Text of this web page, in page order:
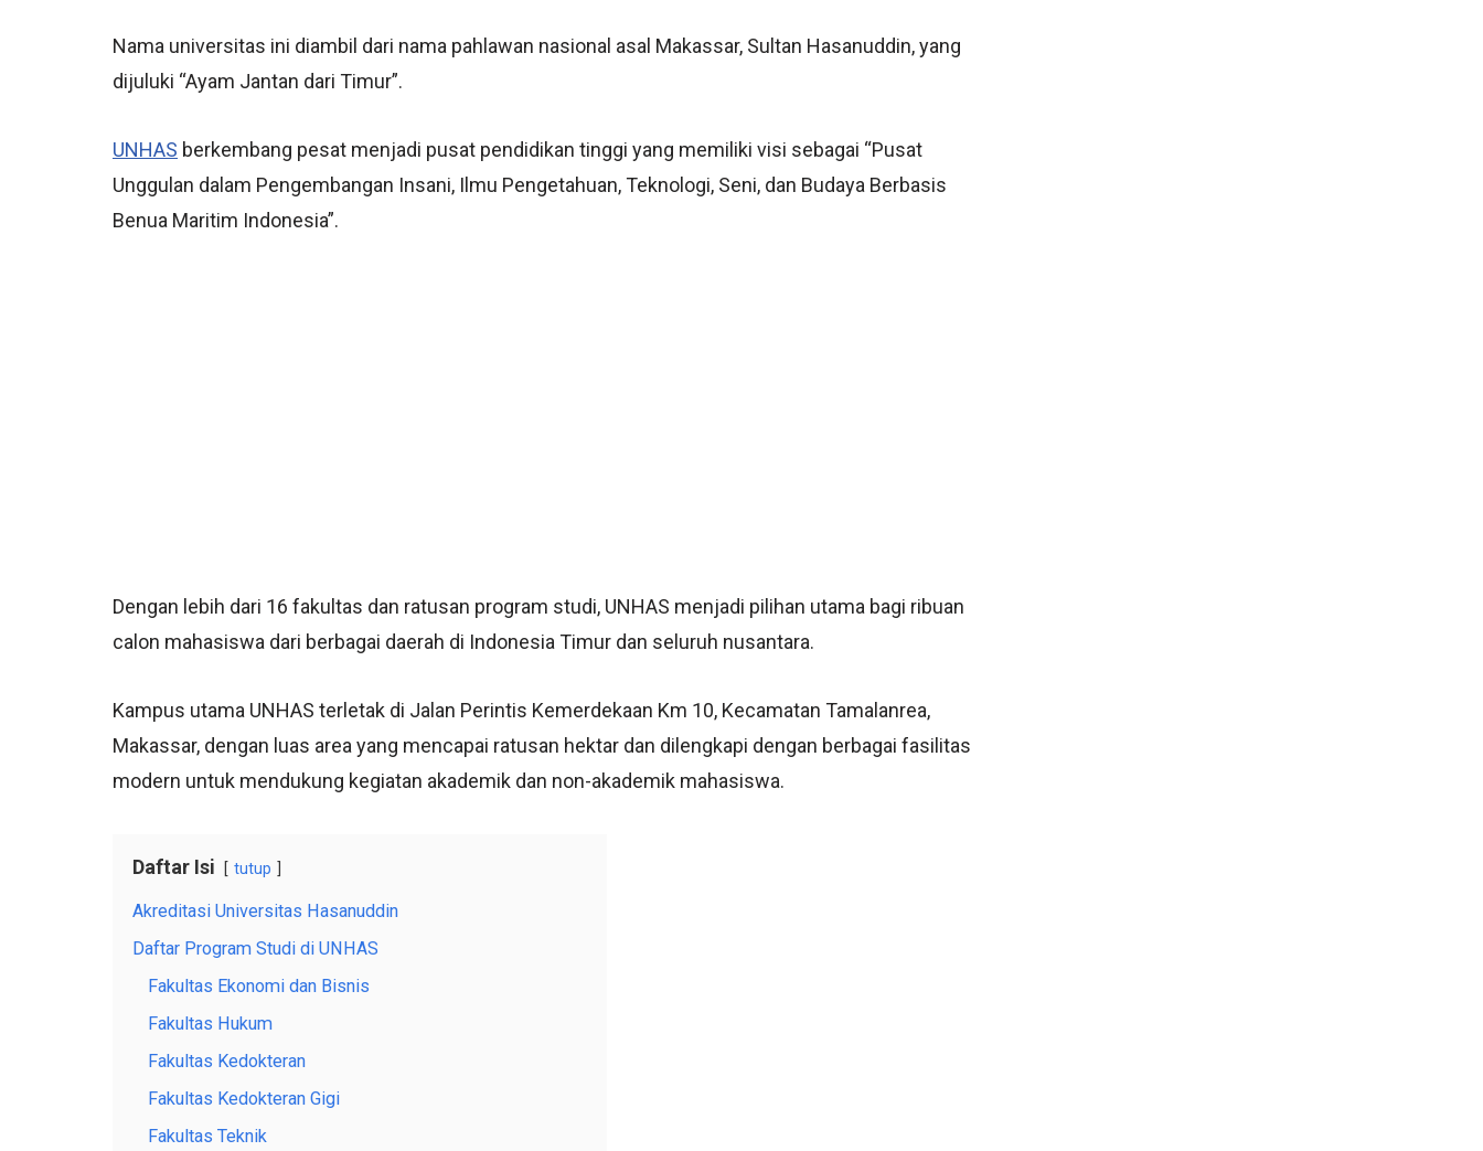
Nama universitas ini diambil dari nama pahlawan nasional asal Makassar, Sultan Hasanuddin, yang
dijuluki “Ayam Jantan dari Timur”.
UNHAS berkembang pesat menjadi pusat pendidikan tinggi yang memiliki visi sebagai “Pusat
Unggulan dalam Pengembangan Insani, Ilmu Pengetahuan, Teknologi, Seni, dan Budaya Berbasis
Benua Maritim Indonesia”.
Dengan lebih dari 16 fakultas dan ratusan program studi, UNHAS menjadi pilihan utama bagi ribuan
calon mahasiswa dari berbagai daerah di Indonesia Timur dan seluruh nusantara.
Kampus utama UNHAS terletak di Jalan Perintis Kemerdekaan Km 10, Kecamatan Tamalanrea,
Makassar, dengan luas area yang mencapai ratusan hektar dan dilengkapi dengan berbagai fasilitas
modern untuk mendukung kegiatan akademik dan non-akademik mahasiswa.
Daftar Isi tutup
Akreditasi Universitas Hasanuddin
Daftar Program Studi di UNHAS
Fakultas Ekonomi dan Bisnis
Fakultas Hukum
Fakultas Kedokteran
Fakultas Kedokteran Gigi
Fakultas Teknik